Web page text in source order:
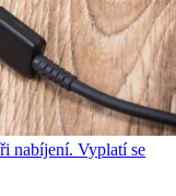
nabíjení. Vyplatí se